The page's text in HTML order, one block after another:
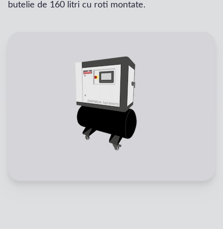
butelie de 160 litri cu roti montate.